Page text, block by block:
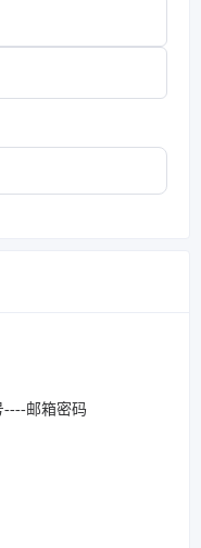
----邮箱密码